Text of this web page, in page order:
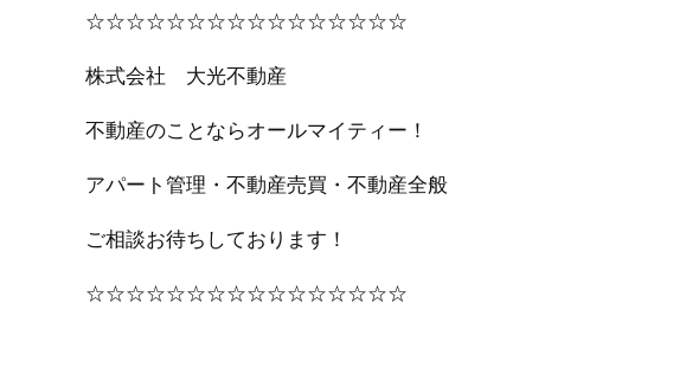
☆☆☆☆☆☆☆☆☆☆☆☆☆☆☆☆
株式会社 大光不動産
不動産のことならオールマイティー！
アパート管理・不動産売買・不動産全般
ご相談お待ちしております！
☆☆☆☆☆☆☆☆☆☆☆☆☆☆☆☆